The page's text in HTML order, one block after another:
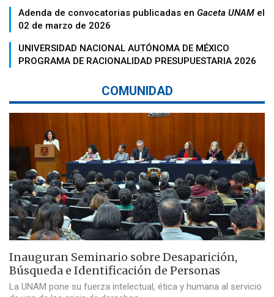
Adenda de convocatorias publicadas en Gaceta UNAM el
02 de marzo de 2026
UNIVERSIDAD NACIONAL AUTÓNOMA DE MÉXICO
PROGRAMA DE RACIONALIDAD PRESUPUESTARIA 2026
COMUNIDAD
Inauguran Seminario sobre Desaparición,
Búsqueda e Identificación de Personas
La UNAM pone su fuerza intelectual, ética y humana al servicio